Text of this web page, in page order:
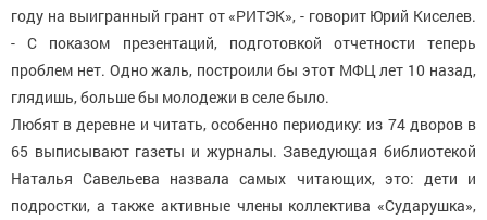
году на выигранный грант от «РИТЭК», - говорит Юрий Киселев.
- С показом презентаций, подготовкой отчетности теперь
проблем нет. Одно жаль, построили бы этот МФЦ лет 10 назад,
глядишь, больше бы молодежи в селе было.
Любят в деревне и читать, особенно периодику: из 74 дворов в
65 выписывают газеты и журналы. Заведующая библиотекой
Наталья Савельева назвала самых читающих, это: дети и
подростки, а также активные члены коллектива «Сударушка»,